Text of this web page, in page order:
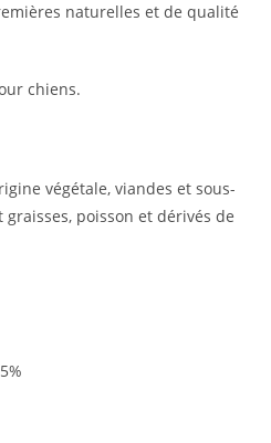
naturelles et de qualité
chiens.
végétale, viandes et sous-
poisson et dérivés de